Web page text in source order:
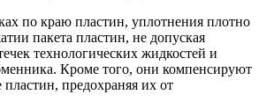
по краю пластин, уплотнения плотно
пакета пластин, не допуская
технологических жидкостей и
Кроме того, они компенсируют
предохраняя их от